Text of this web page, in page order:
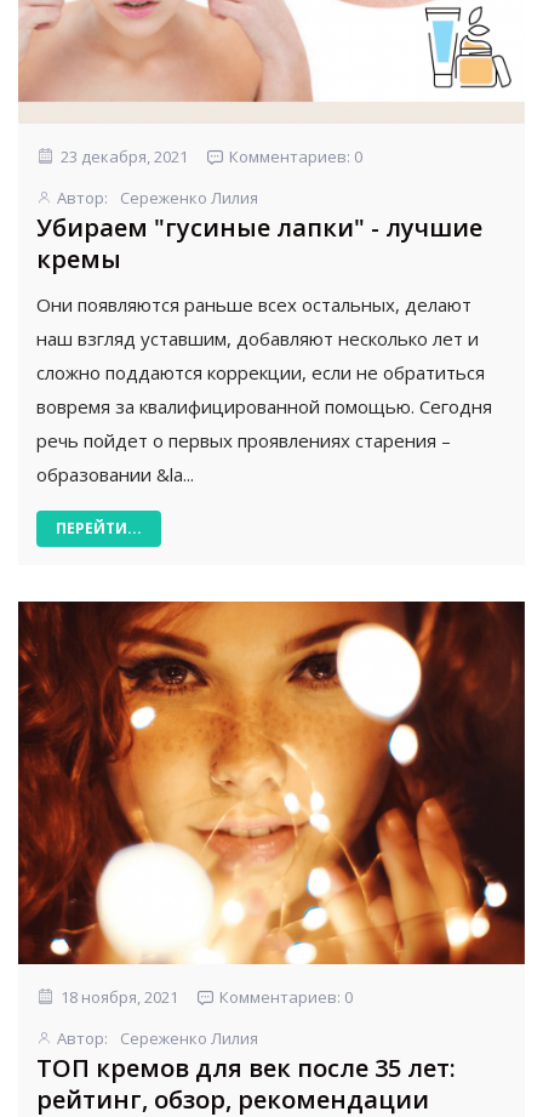
23 декабря, 2021
Комментариев: 0
Автор:
Сереженко Лилия
Убираем "гусиные лапки" - лучшие
кремы
Они появляются раньше всех остальных, делают
наш взгляд уставшим, добавляют несколько лет и
сложно поддаются коррекции, если не обратиться
вовремя за квалифицированной помощью. Сегодня
речь пойдет о первых проявлениях старения –
образовании &la...
ПЕРЕЙТИ...
18 ноября, 2021
Комментариев: 0
Автор:
Сереженко Лилия
ТОП кремов для век после 35 лет:
рейтинг, обзор, рекомендации